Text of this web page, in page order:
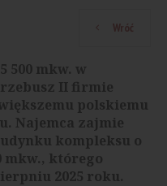
Wróć
500 mkw. w
II firmie
polskiemu
Najemca zajmie
kompleksu o
mkw., którego
2025 roku.